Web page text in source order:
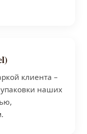
клиента –
наших